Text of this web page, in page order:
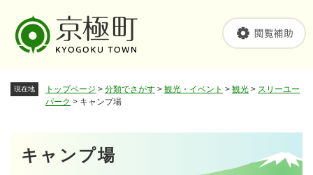
現在地 トップページ > 分類でさがす > 観光・イベント > 観光 > スリーユー
パーク > キャンプ場
キャンプ場